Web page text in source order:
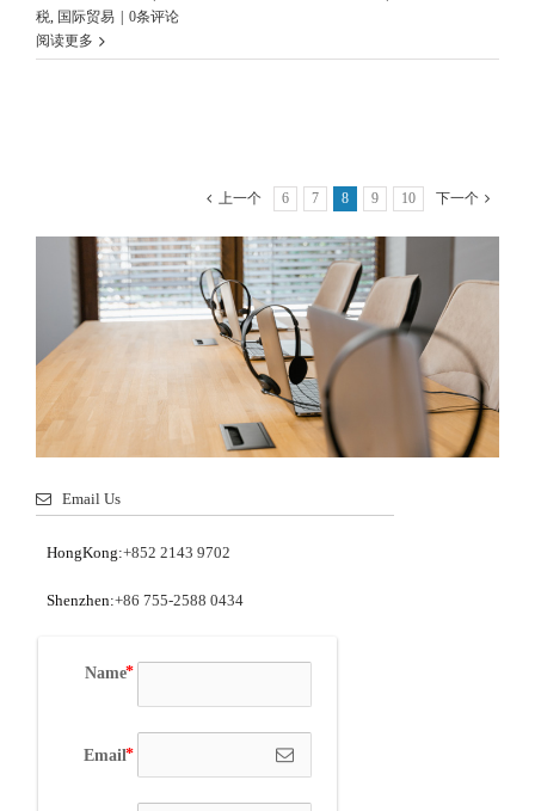
税 国际贸易 | 0条评论
阅读更多
上一个 6 7 8 9 10 下一个
Email Us
HongKong:+852 2143 9702
Shenzhen:+86 755-2588 0434
Name
Email